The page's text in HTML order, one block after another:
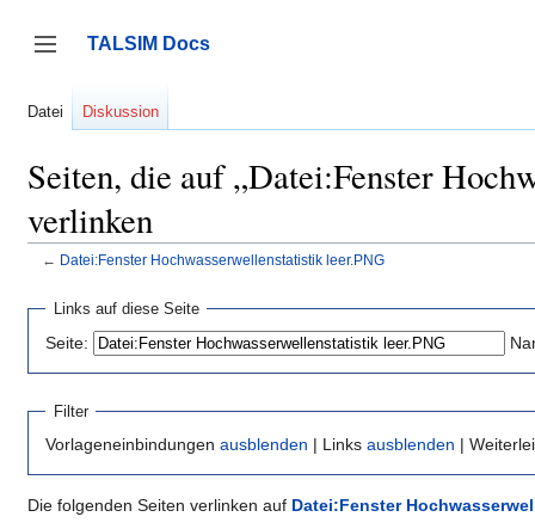
springen
Seitenleiste umschalten
TALSIM Docs
Datei Diskussion
Seiten, die auf „Datei:Fenster
verlinken
← Datei:Fenster Hochwasserwellenstatistik leer.PNG
Links auf diese Seite
Seite:
Filter
Vorlageneinbindungen ausblenden | Links ausblenden |
Die folgenden Seiten verlinken auf Datei:Fenster